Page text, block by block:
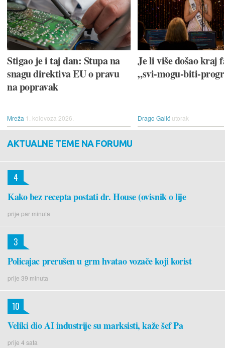
Stigao je i taj dan: Stupa na
snagu direktiva EU o pravu
na popravak
Mreža 1. kolovoza 2026.
Je li više došao kraj
„svi-mogu-biti-
Drago Galić utorak
AKTUALNE TEME NA FORUMU
Kako bez recepta postati dr. House (ovisnik o lije
prije par minuta
4
Policajac prerušen u grm hvatao vozače koji korist
prije 39 minuta
3
Veliki dio AI industrije su marksisti, kaže šef Pa
prije 4 sata
10